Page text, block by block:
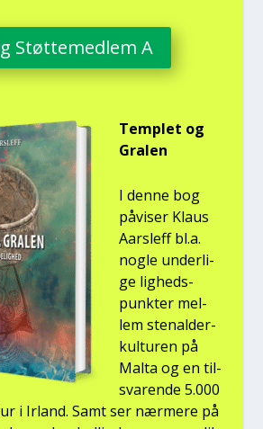
Støt­te­med­lem A
Temp­let og
Gra­len
I den­ne bog
påvi­ser Klaus
Aars­l­eff bl.a.
nog­le under­li­
ge lig­heds­
punk­ter mel­
lem ste­nal­der­
kul­tu­ren på
Mal­ta og en til­
sva­ren­de 5.000
i Irland. Samt ser nær­me­re på